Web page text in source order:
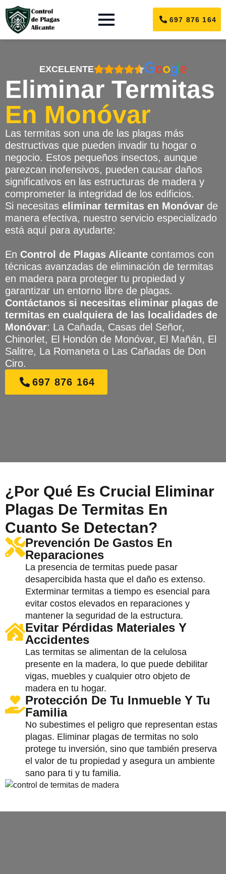
697 876 164
EXCELENTE
Eliminar Termitas
En Monóvar
Las termitas son una de las plagas más
destructivas que pueden invadir tu hogar o
negocio. Estos pequeños insectos, aunque
parezcan inofensivos, pueden causar daños
significativos en las estructuras de madera y
comprometer la integridad de los edificios.
Si necesitas eliminar termitas en Monóvar de
manera efectiva, nuestro servicio especializado
está aquí para ayudarte:
En Control de Plagas Alicante contamos con
técnicas avanzadas de eliminación de termitas
en madera para proteger tu propiedad y
garantizar un entorno libre de plagas.
Contáctanos si necesitas eliminar plagas de
termitas en cualquiera de las localidades de
Monóvar: La Cañada, Casas del Señor,
Chinorlet, El Hondón de Monóvar, El Mañán, El
Salitre, La Romaneta o Las Cañadas de Don
Ciro.
697 876 164
¿Por Qué Es Crucial Eliminar
Plagas De Termitas En
Cuanto Se Detectan?
Prevención De Gastos En
Reparaciones
La presencia de termitas puede pasar
desapercibida hasta que el daño es extenso.
Exterminar termitas a tiempo es esencial para
evitar costos elevados en reparaciones y
mantener la seguridad de la estructura.
Evitar Pérdidas Materiales Y
Accidentes
Las termitas se alimentan de la celulosa
presente en la madera, lo que puede debilitar
vigas, muebles y cualquier otro objeto de
madera en tu hogar.
Protección De Tu Inmueble Y Tu
Familia
No subestimes el peligro que representan estas
plagas. Eliminar plagas de termitas no solo
protege tu inversión, sino que también preserva
el valor de tu propiedad y asegura un ambiente
sano para ti y tu familia.